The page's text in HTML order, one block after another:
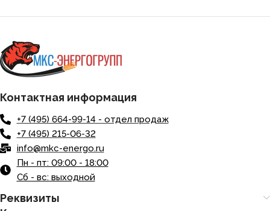
Контактная информация
+7 (495) 664-99-14 - отдел продаж
+7 (495) 215-06-32
info@mkc-energo.ru
Пн - пт: 09:00 - 18:00
Сб - вс: выходной
Реквизиты